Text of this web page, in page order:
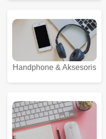
Handphone & Aksesoris